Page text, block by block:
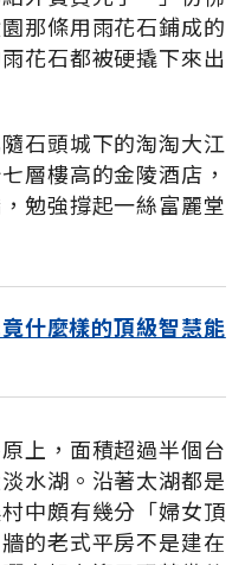
那條用雨花石鋪成的
花石都被硬撬下來出
石頭城下的淘淘大江
層樓高的金陵酒店，
勉強撐起一絲富麗堂
什麼樣的頂級智慧能
上，面積超過半個台
水湖。沿著太湖都是
中頗有幾分「婦女頂
的老式平房不是建在